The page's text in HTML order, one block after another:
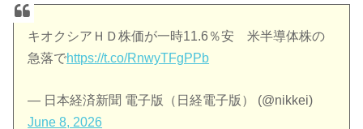
キオクシアＨＤ株価が一時11.6％安 米半導体株の
急落でhttps://t.co/RnwyTFgPPb
— 日本経済新聞 電子版（日経電子版） (@nikkei)
June 8, 2026